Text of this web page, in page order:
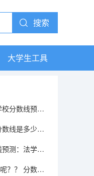
搜索
大学生工具
2026年山东电力高等专科学校分数线预测及往年分数参考
南京财经大学2026年录取分数线是多少？专业优势与就业前景全面解析
2026年中国政法大学分数线预测：法学界的黄埔军校
大陆学生怎么考台湾的大学呢？？ 分数线又是怎样的？？ 考取难度高不高？